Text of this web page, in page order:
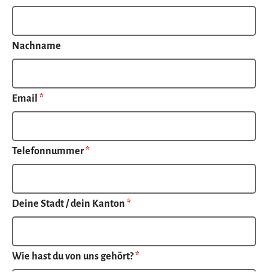
Nachname
Email *
Telefonnummer*
Deine Stadt / dein Kanton *
Wie hast du von uns gehört?*